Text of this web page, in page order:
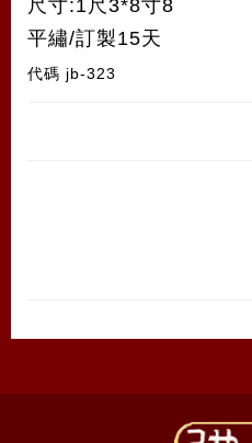
尺寸:1尺3*8寸8
平繡/訂製15天
代碼 jb-323